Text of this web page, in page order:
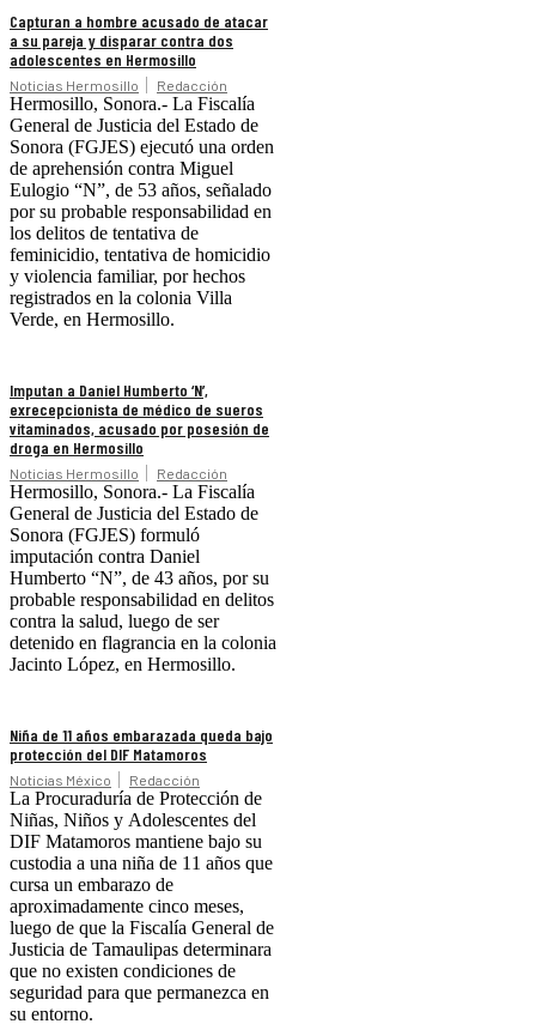
Capturan a hombre acusado de atacar
a su pareja y disparar contra dos
adolescentes en Hermosillo
Noticias Hermosillo Redacción
Hermosillo, Sonora.- La Fiscalía
General de Justicia del Estado de
Sonora (FGJES) ejecutó una orden
de aprehensión contra Miguel
Eulogio “N”, de 53 años, señalado
por su probable responsabilidad en
los delitos de tentativa de
feminicidio, tentativa de homicidio
y violencia familiar, por hechos
registrados en la colonia Villa
Verde, en Hermosillo.
Imputan a Daniel Humberto ‘N’,
exrecepcionista de médico de sueros
vitaminados, acusado por posesión de
droga en Hermosillo
Noticias Hermosillo Redacción
Hermosillo, Sonora.- La Fiscalía
General de Justicia del Estado de
Sonora (FGJES) formuló
imputación contra Daniel
Humberto “N”, de 43 años, por su
probable responsabilidad en delitos
contra la salud, luego de ser
detenido en flagrancia en la colonia
Jacinto López, en Hermosillo.
Niña de 11 años embarazada queda bajo
protección del DIF Matamoros
Noticias México Redacción
La Procuraduría de Protección de
Niñas, Niños y Adolescentes del
DIF Matamoros mantiene bajo su
custodia a una niña de 11 años que
cursa un embarazo de
aproximadamente cinco meses,
luego de que la Fiscalía General de
Justicia de Tamaulipas determinara
que no existen condiciones de
seguridad para que permanezca en
su entorno.